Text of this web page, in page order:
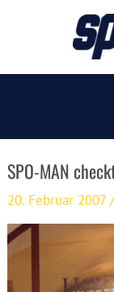
SPO-MAN
20. Februar 2007